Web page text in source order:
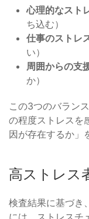
心理的なスト
ち込む）
仕事のストレ
い）
周囲からの支
か）
この3つのバラン
の程度ストレスを
因が存在するか」
高ストレス
検査結果に基づき
には、ストレスチ